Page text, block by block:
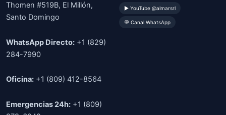
Thomen #519B, El Millón,
Santo Domingo
WhatsApp Directo: +1 (829)
284-7990
Oficina: +1 (809) 412-8564
Emergencias 24h: +1 (809)
▶ YouTube @almarsrl
💬 Canal WhatsApp